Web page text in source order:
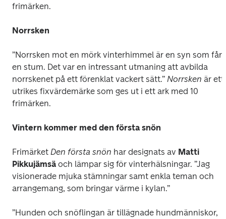
frimärken.
Norrsken
”Norrsken mot en mörk vinterhimmel är en syn som får
en stum. Det var en intressant utmaning att avbilda
norrskenet på ett förenklat vackert sätt.” Norrsken är ett
utrikes fixvärdemärke som ges ut i ett ark med 10
frimärken.
Vintern kommer med den första snön
Frimärket Den första snön har designats av Matti
Pikkujämsä och lämpar sig för vinterhälsningar. ”Jag
visionerade mjuka stämningar samt enkla teman och
arrangemang, som bringar värme i kylan.”
”Hunden och snöflingan är tillägnade hundmänniskor,